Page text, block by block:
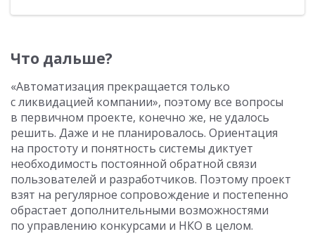
Что дальше?
«Автоматизация прекращается только
с ликвидацией компании», поэтому все вопросы
в первичном проекте, конечно же, не удалось
решить. Даже и не планировалось. Ориентация
на простоту и понятность системы диктует
необходимость постоянной обратной связи
пользователей и разработчиков. Поэтому проект
взят на регулярное сопровождение и постепенно
обрастает дополнительными возможностями
по управлению конкурсами и НКО в целом.